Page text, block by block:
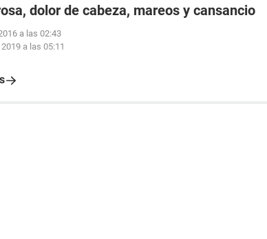
dolor de cabeza, mareos y cansancio
a las 02:43
a las 05:11